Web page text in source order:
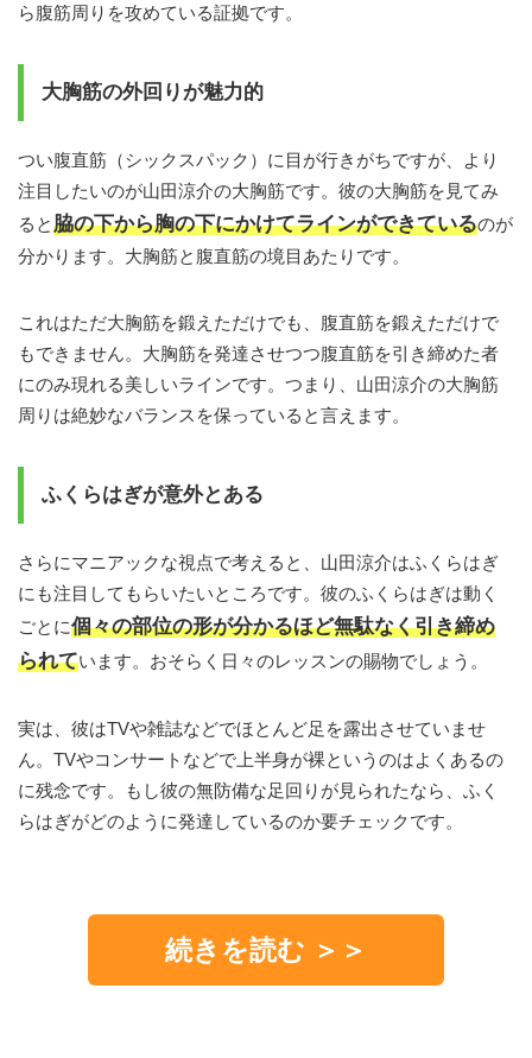
ら腹筋周りを攻めている証拠です。
大胸筋の外回りが魅力的
つい腹直筋（シックスパック）に目が行きがちですが、より
注目したいのが山田涼介の大胸筋です。彼の大胸筋を見てみ
ると脇の下から胸の下にかけてラインができているのが
分かります。大胸筋と腹直筋の境目あたりです。
これはただ大胸筋を鍛えただけでも、腹直筋を鍛えただけで
もできません。大胸筋を発達させつつ腹直筋を引き締めた者
にのみ現れる美しいラインです。つまり、山田涼介の大胸筋
周りは絶妙なバランスを保っていると言えます。
ふくらはぎが意外とある
さらにマニアックな視点で考えると、山田涼介はふくらはぎ
にも注目してもらいたいところです。彼のふくらはぎは動く
ごとに個々の部位の形が分かるほど無駄なく引き締め
られています。おそらく日々のレッスンの賜物でしょう。
実は、彼はTVや雑誌などでほとんど足を露出させていませ
ん。TVやコンサートなどで上半身が裸というのはよくあるの
に残念です。もし彼の無防備な足回りが見られたなら、ふく
らはぎがどのように発達しているのか要チェックです。
続きを読む ＞＞